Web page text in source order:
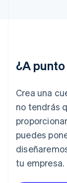
¿A
Crea una
no tendrás
puedes
tu empresa.
English
Grecia
Hungría
English
India
English
Irlanda
Italiano